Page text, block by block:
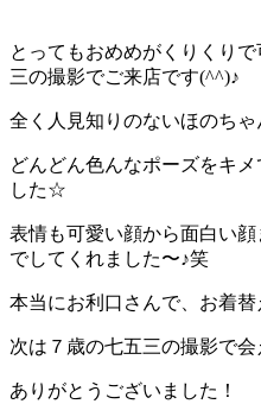
とってもおめめがくりくり
三の撮影でご来店です(^^)♪
全く人見知りのないほのちゃ
どんどん色んなポーズをキ
した☆
表情も可愛い顔から面白い
でしてくれました〜♪笑
本当にお利口さんで、お着
次は７歳の七五三の撮影で
ありがとうございました！